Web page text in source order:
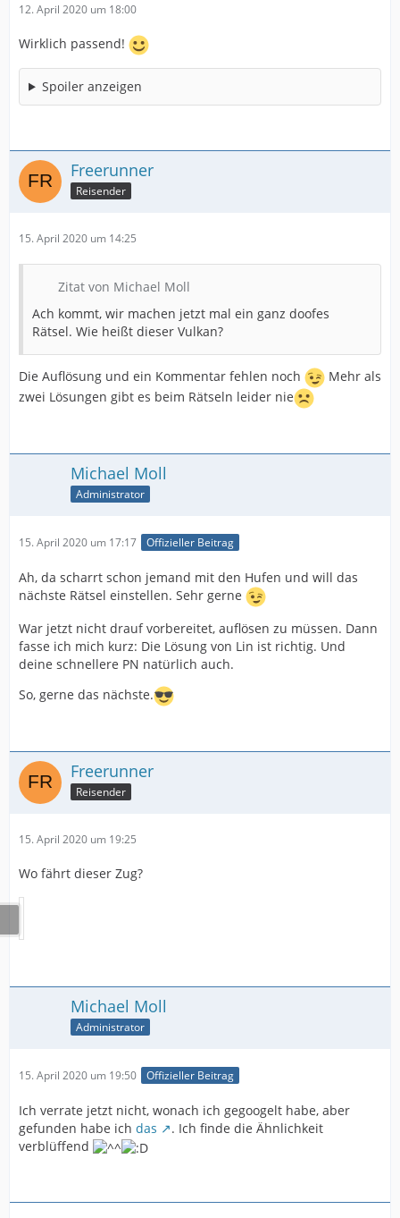
12. April 2020 um 18:00
Wirklich passend!
Spoiler anzeigen
Freerunner
Reisender
15. April 2020 um 14:25
Zitat von Michael Moll
Ach kommt, wir machen jetzt mal ein ganz doofes
Rätsel. Wie heißt dieser Vulkan?
Die Auflösung und ein Kommentar fehlen noch
Mehr als
zwei Lösungen gibt es beim Rätseln leider nie
Michael Moll
Administrator
15. April 2020 um 17:17 Offizieller Beitrag
Ah, da scharrt schon jemand mit den Hufen und will das
nächste Rätsel einstellen. Sehr gerne
War jetzt nicht drauf vorbereitet, auflösen zu müssen. Dann
fasse ich mich kurz: Die Lösung von Lin ist richtig. Und
deine schnellere PN natürlich auch.
So, gerne das nächste.
Freerunner
Reisender
15. April 2020 um 19:25
Wo fährt dieser Zug?
Michael Moll
Administrator
15. April 2020 um 19:50 Offizieller Beitrag
Ich verrate jetzt nicht, wonach ich gegoogelt habe, aber
gefunden habe ich das
. Ich finde die Ähnlichkeit
verblüffend